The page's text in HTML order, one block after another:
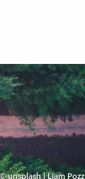
©unsplash | Liam Pozz